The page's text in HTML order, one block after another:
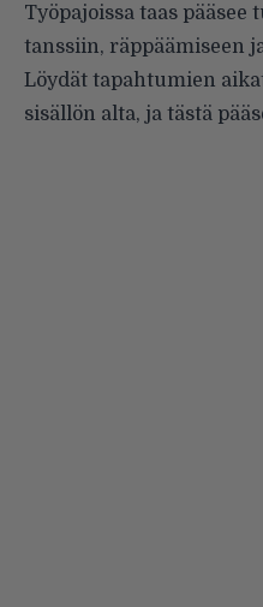
Työpajoissa taas
tanssiin, räppäämiseen
Löydät tapahtumien
sisällön alta, ja tästä